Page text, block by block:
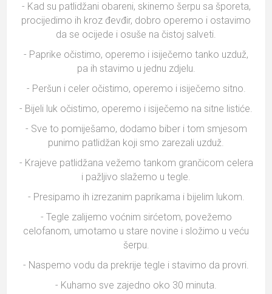
- Kad su patlidžani obareni, skinemo šerpu sa šporeta,
procijedimo ih kroz đevđir, dobro operemo i ostavimo
da se ocijede i osuše na čistoj salveti.
- Paprike očistimo, operemo i isiječemo tanko uzduž,
pa ih stavimo u jednu zdjelu.
- Peršun i celer očistimo, operemo i isiječemo sitno.
- Bijeli luk očistimo, operemo i isiječemo na sitne listiće.
- Sve to pomiješamo, dodamo biber i tom smjesom
punimo patlidžan koji smo zarezali uzduž.
- Krajeve patlidžana vežemo tankom grančicom celera
i pažljivo slažemo u tegle.
- Presipamo ih izrezanim paprikama i bijelim lukom.
- Tegle zalijemo voćnim sirćetom, povežemo
celofanom, umotamo u stare novine i složimo u veću
šerpu.
- Naspemo vodu da prekrije tegle i stavimo da provri.
- Kuhamo sve zajedno oko 30 minuta.